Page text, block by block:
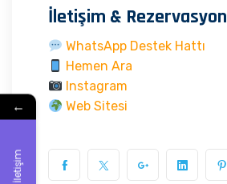
İletişim & Rezervasyon
WhatsApp Destek Hattı
Hemen Ara
Instagram
Web Sitesi
←
İletişim